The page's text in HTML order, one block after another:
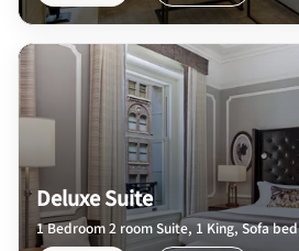
Deluxe Suite
1 Bedroom 2 room Suite, 1 King, Sofa bed